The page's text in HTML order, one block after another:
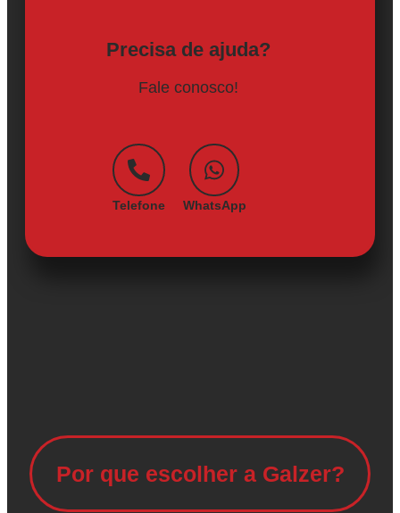
Precisa de ajuda?
Fale conosco!
Telefone WhatsApp
Por que escolher a Galzer?